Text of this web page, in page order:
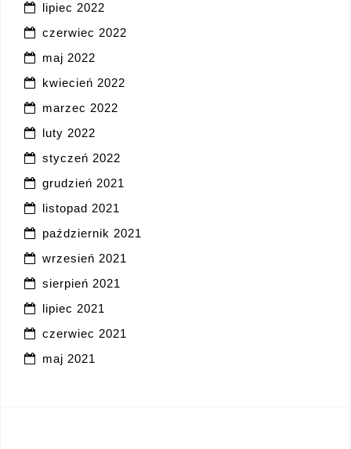
lipiec 2022
czerwiec 2022
maj 2022
kwiecień 2022
marzec 2022
luty 2022
styczeń 2022
grudzień 2021
listopad 2021
październik 2021
wrzesień 2021
sierpień 2021
lipiec 2021
czerwiec 2021
maj 2021